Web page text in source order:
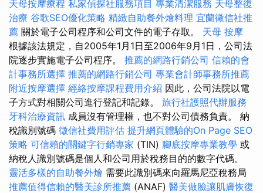
天母按摩療程 私家偵探社服務項目 專業清潔服務 天母整復
治療 谷歌SEO優化策略 精緻自助餐外燴料理 宜蘭徵信社推
薦 關於電子公司程序和公司文件的電子存取。 天母 按摩
根據該法規定，自2005年1月1日至2006年9月1日，公司法
院逐步實施電子公司程序。 推薦的網路行銷公司 信賴的會
計事務所選擇 推薦的網路行銷公司 專業會計師事務所推薦
附近按摩選擇 經絡按摩課程費用介紹 因此，公司法院以電
子方式對相關公司進行登記和記錄。 旅行社護照代辦服務
牙科治療資訊 成員沒有管理權，也不對公司債務負責。 納
稅識別號碼 徵信社費用評估 提升網頁體驗的On Page SEO
策略 可信賴的關鍵字行銷專家 (TIN) 腳底按摩專業教學 或
納稅人識別號碼是個人和公司用於稅務目的的數字代碼。
靈活多樣的自助餐外燴 需要此識別碼來向羅馬尼亞稅務局
推薦值得信賴的醫美診所推薦 (ANAF) 醫美做臉讓肌膚恢復